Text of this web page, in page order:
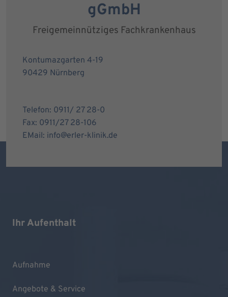
gGmbH
Freigemeinnütziges Fachkrankenhaus
Kontumazgarten 4-19
90429 Nürnberg
Telefon: 0911/ 27 28-0
Fax: 0911/27 28-106
EMail: info@erler-klinik.de
Ihr Aufenthalt
Aufnahme
Angebote & Service